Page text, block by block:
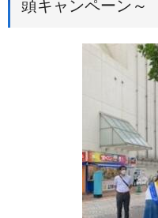
頭キャンペーン～